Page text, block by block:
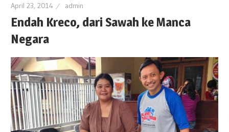
April 23, 2014 admin
Endah Kreco, dari Sawah ke Manca
Negara